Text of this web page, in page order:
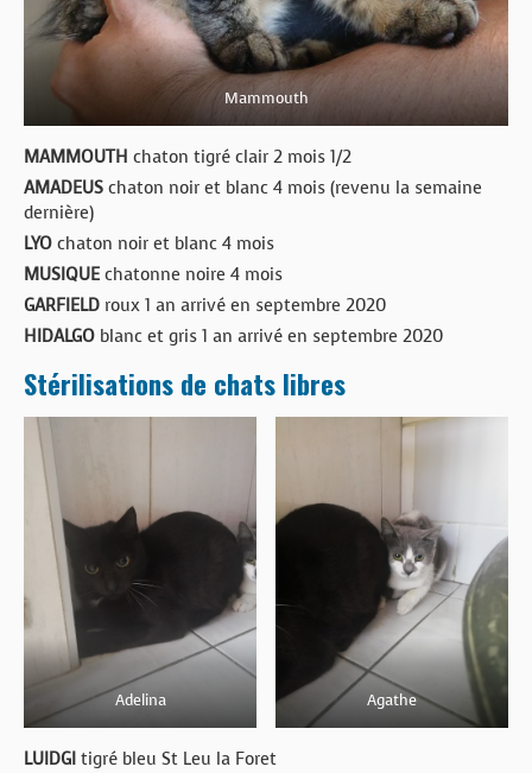
Mammouth
MAMMOUTH chaton tigré clair 2 mois 1/2
AMADEUS chaton noir et blanc 4 mois (revenu la semaine
dernière)
LYO chaton noir et blanc 4 mois
MUSIQUE chatonne noire 4 mois
GARFIELD roux 1 an arrivé en septembre 2020
HIDALGO blanc et gris 1 an arrivé en septembre 2020
Stérilisations de chats libres
Adelina Agathe
LUIDGI tigré bleu St Leu la Foret